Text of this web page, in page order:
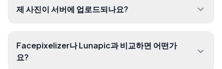
제 사진이 서버에 업로드되나요?
Facepixelizer나 Lunapic과 비교하면 어떤가
요?